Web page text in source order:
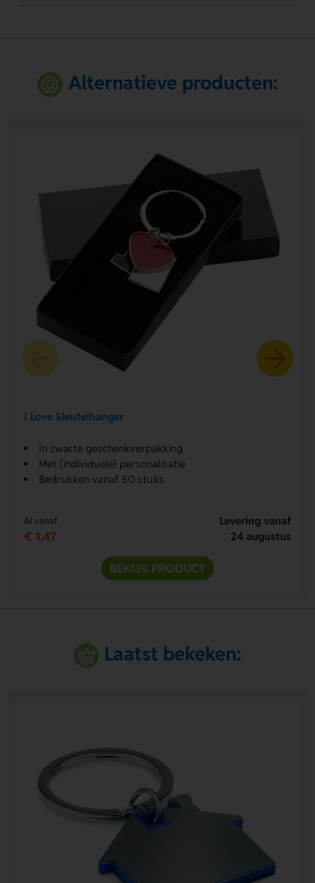
Alternatieve producten:
I Love Sleutelhanger
In zwarte geschenkverpakking
Met (individuele) personalisatie
Bedrukken vanaf 50 stuks
Al vanaf
€ 1,47
Levering vanaf
24 augustus
BEKIJK PRODUCT
Laatst bekeken: